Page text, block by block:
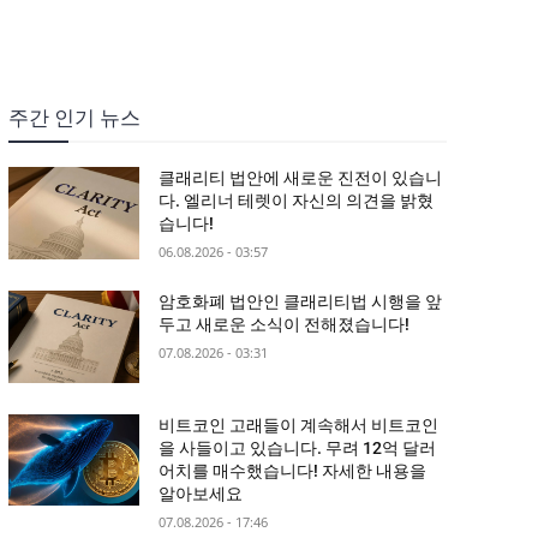
주간 인기 뉴스
클래리티 법안에 새로운 진전이 있습니
다. 엘리너 테렛이 자신의 의견을 밝혔
습니다!
06.08.2026 - 03:57
암호화폐 법안인 클래리티법 시행을 앞
두고 새로운 소식이 전해졌습니다!
07.08.2026 - 03:31
비트코인 고래들이 계속해서 비트코인
을 사들이고 있습니다. 무려 12억 달러
어치를 매수했습니다! 자세한 내용을
알아보세요
07.08.2026 - 17:46